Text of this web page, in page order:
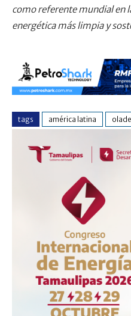
como referente mundial en
energética más limpia y
tags américa latina olade